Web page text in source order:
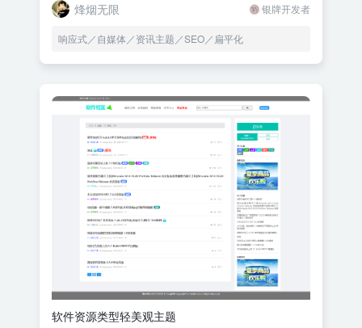
烽烟无限 银牌开发者
响应式／自媒体／资讯主题／SEO／扁平化
软件资源类型轻美观主题